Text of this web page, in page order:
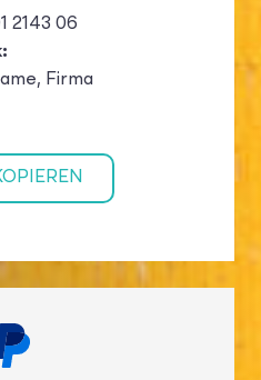
2143 06
Firma